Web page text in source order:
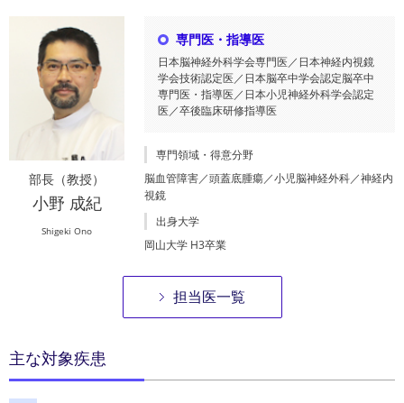
部長（教授）
小野 成紀
Shigeki Ono
専門医・指導医
日本脳神経外科学会専門医／日本神経内視鏡
学会技術認定医／日本脳卒中学会認定脳卒中
専門医・指導医／日本小児神経外科学会認定
医／卒後臨床研修指導医
専門領域・得意分野
脳血管障害／頭蓋底腫瘍／小児脳神経外科／神経内
視鏡
出身大学
岡山大学 H3卒業
担当医一覧
主な対象疾患